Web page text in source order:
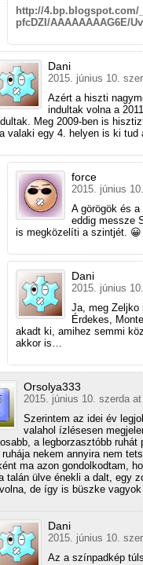
http://4.bp.blogspot.com/
pfcDZI/AAAAAAAAG6E/
Dani
2015. június 10.
Azért a hiszti
indultak volna a
Meg 2009-ben is
valaki egy 4. helyen is ki
force
2015. június
A görögök és
eddig messze
is megközelíti a szintjét. 😀
Dani
2015. június
Ja, meg Zeljko
Érdekes,
akadt ki, amihez semmi
akkor is…
Orsolya333
2015. június 10. szerda
Szerintem az idei év
valahol ízlésesen
a legborzasztóbb
ruhája nekem annyira nem
ma azon gondolkodtam,
talán ülve énekli a dalt, egy
de így is büszke
Dani
2015. június 10.
Az a színpadkép